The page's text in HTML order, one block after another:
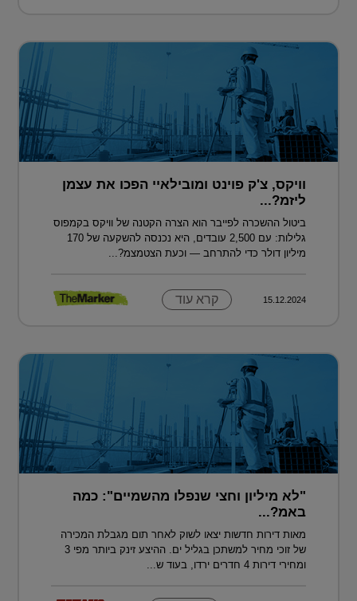
וויקס, צ'ק פוינט ומובילאיי הפכו את עצמן
ליזמ?...
ביטול ההשכרה לפייבר הוא הצרה הקטנה של וויקס בקמפוס
גלילות: עם 2,500 עובדים, היא נכנסה להשקעה של 170
מיליון דולר כדי להתרחב — וכעת הצטמצמ?...
15.12.2024 קרא עוד
"לא מיליון וחצי שנפלו מהשמיים": כמה
באמ?...
מאות דירות חדשות יצאו לשוק לאחר תום מגבלת המכירה
של זוכי מחיר למשתכן בגליל ים. ההיצע זינק ביותר מפי 3
ומחירי דירות 4 חדרים ירדו, בעוד ש...